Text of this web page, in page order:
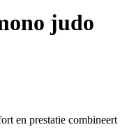
judo
en prestatie combineert